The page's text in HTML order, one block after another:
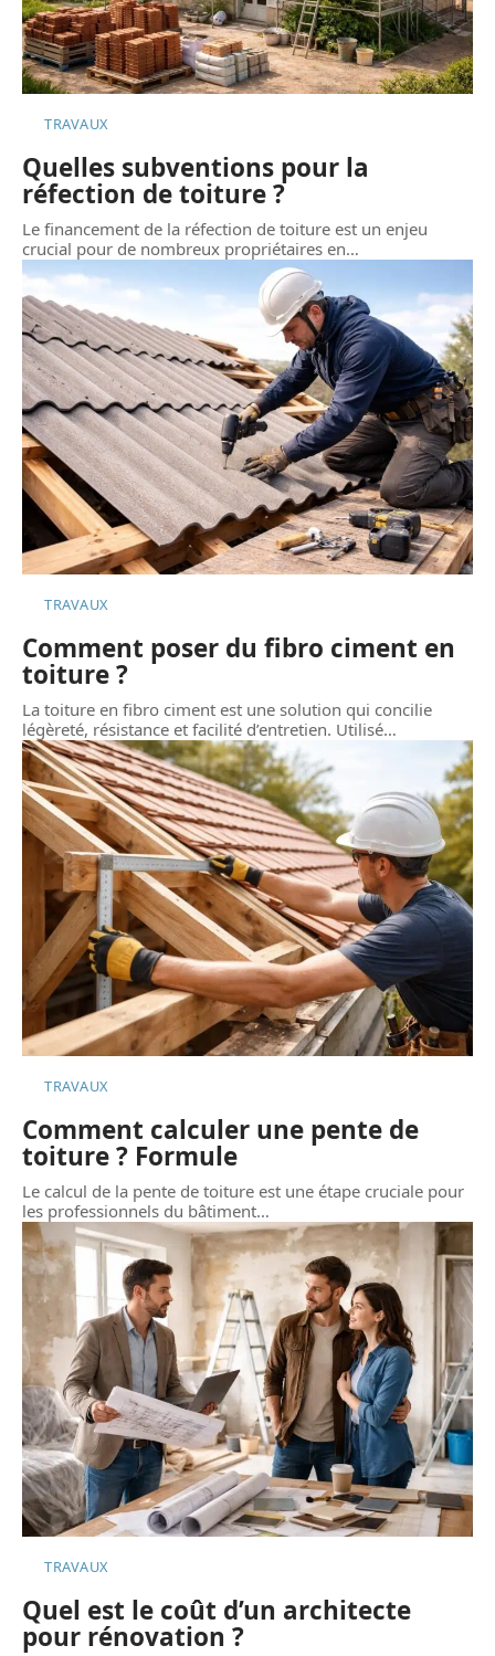
TRAVAUX
Quelles subventions pour la
réfection de toiture ?
Le financement de la réfection de toiture est un enjeu
crucial pour de nombreux propriétaires en…
TRAVAUX
Comment poser du fibro ciment en
toiture ?
La toiture en fibro ciment est une solution qui concilie
légèreté, résistance et facilité d’entretien. Utilisé…
TRAVAUX
Comment calculer une pente de
toiture ? Formule
Le calcul de la pente de toiture est une étape cruciale pour
les professionnels du bâtiment…
TRAVAUX
Quel est le coût d’un architecte
pour rénovation ?